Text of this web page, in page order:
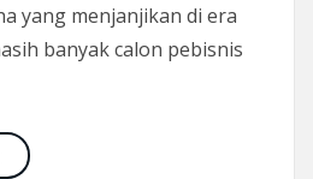
yang menjanjikan di era
banyak calon pebisnis
Ragu Buka PPOB? Baca Ini